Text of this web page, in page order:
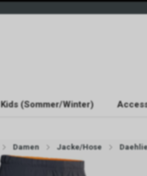
Kids (Sommer/Winter)
Damen Jacke/Hose